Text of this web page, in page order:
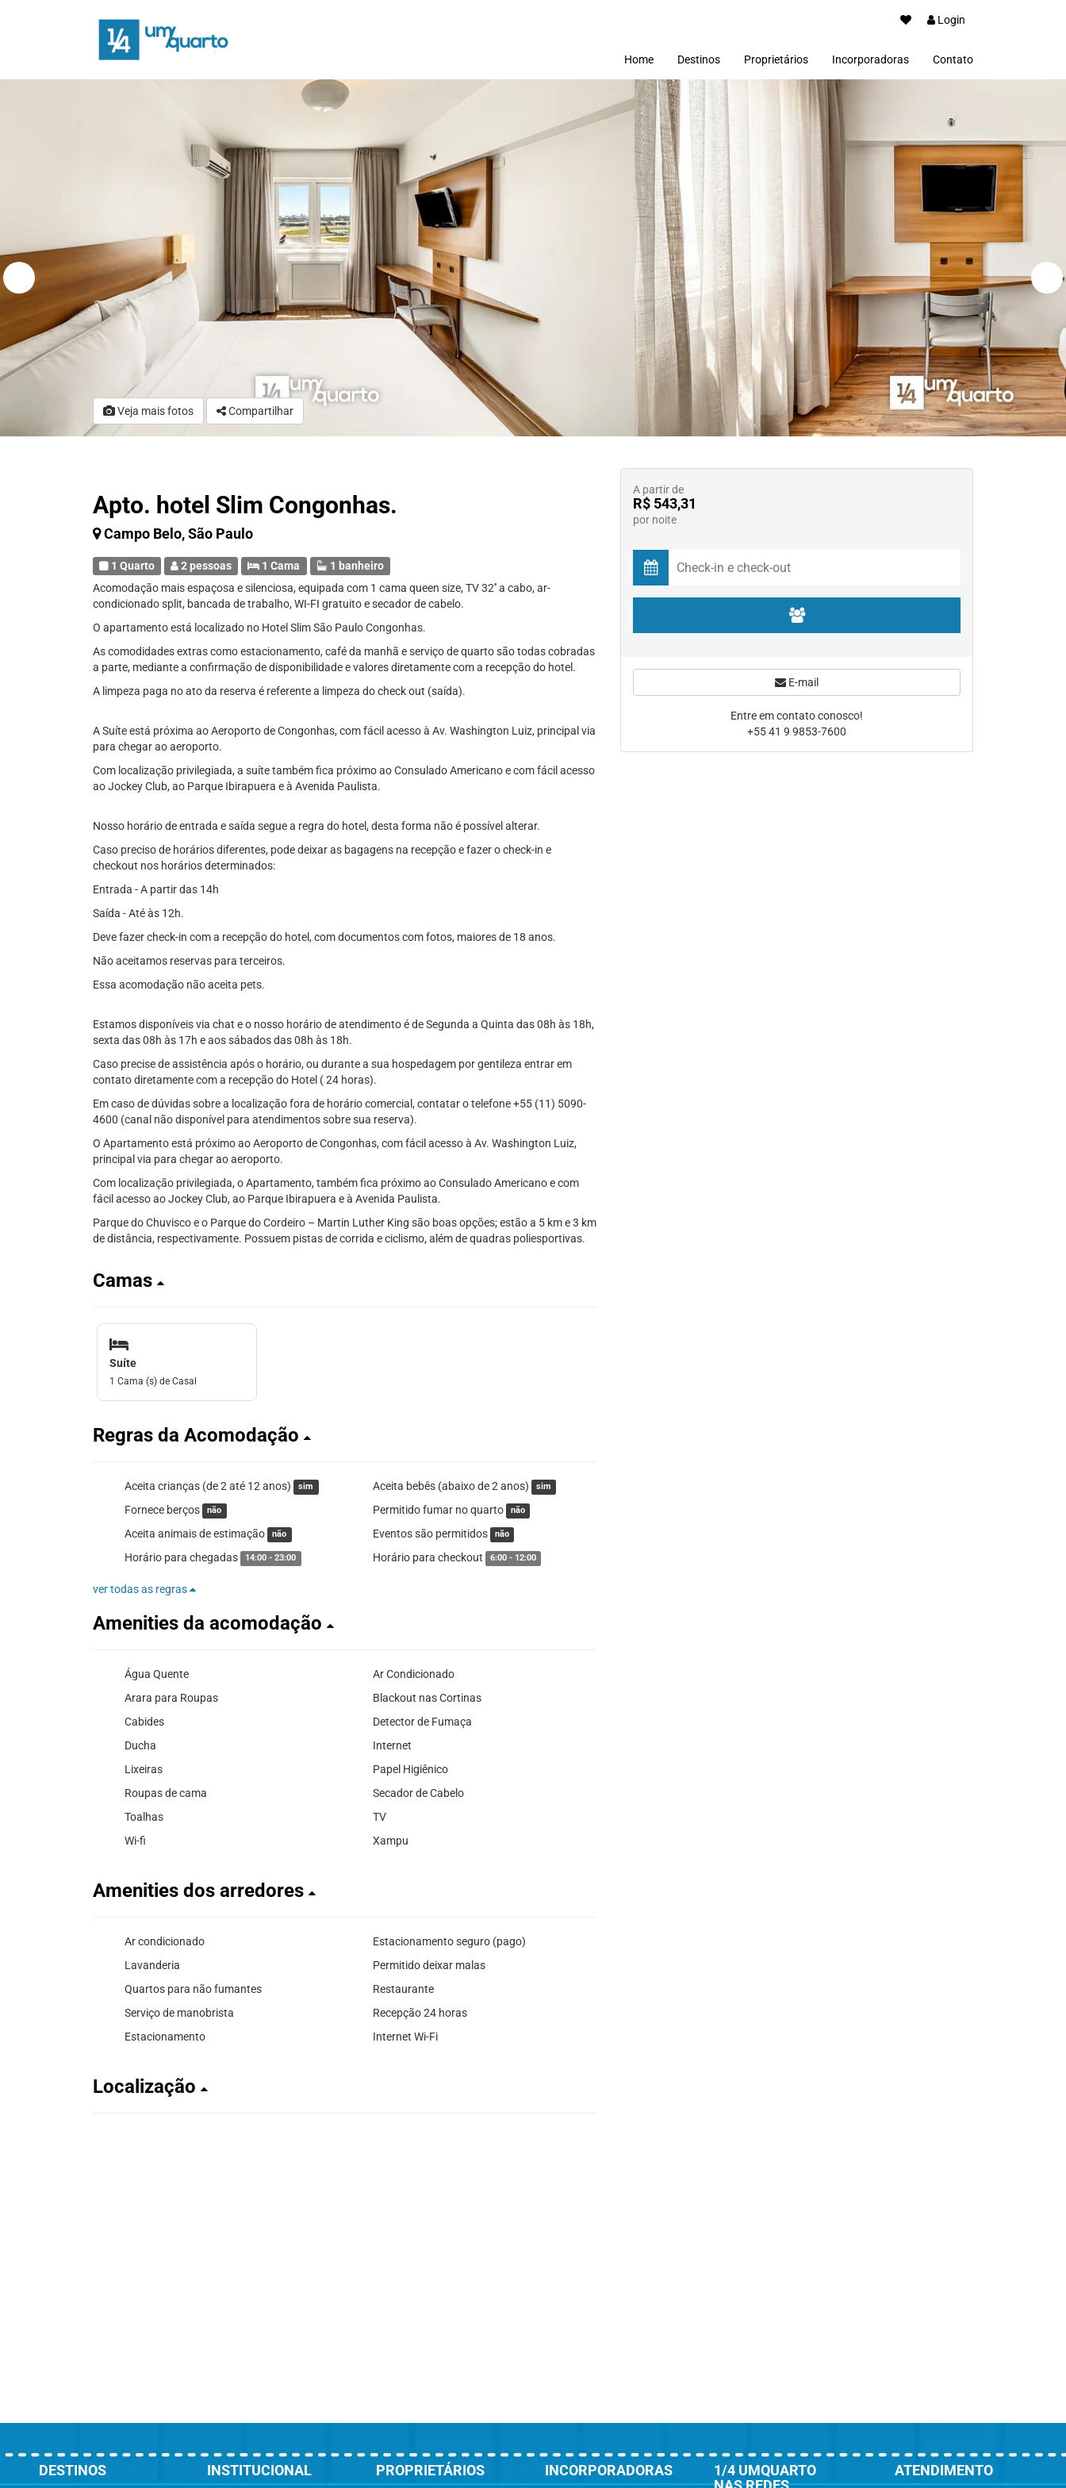
Login
Home Destinos Proprietários Incorporadoras Contato
Veja mais fotos Compartilhar
Apto. hotel Slim Congonhas.
Campo Belo, São Paulo
1 Quarto 2 pessoas 1 Cama
1 banheiro
Acomodação mais espaçosa e silenciosa, equipada com 1 cama queen size, TV 32'' a cabo, ar-
condicionado split, bancada de trabalho, WI-FI gratuito e secador de cabelo.
O apartamento está localizado no Hotel Slim São Paulo Congonhas.
As comodidades extras como estacionamento, café da manhã e serviço de quarto são todas cobradas
a parte, mediante a confirmação de disponibilidade e valores diretamente com a recepção do hotel.
A limpeza paga no ato da reserva é referente a limpeza do check out (saída).
A Suíte está próxima ao Aeroporto de Congonhas, com fácil acesso à Av. Washington Luiz, principal via
para chegar ao aeroporto.
Com localização privilegiada, a suíte também fica próximo ao Consulado Americano e com fácil acesso
ao Jockey Club, ao Parque Ibirapuera e à Avenida Paulista.
Nosso horário de entrada e saída segue a regra do hotel, desta forma não é possível alterar.
Caso preciso de horários diferentes, pode deixar as bagagens na recepção e fazer o check-in e
checkout nos horários determinados:
Entrada - A partir das 14h
Saída - Até às 12h.
Deve fazer check-in com a recepção do hotel, com documentos com fotos, maiores de 18 anos.
Não aceitamos reservas para terceiros.
Essa acomodação não aceita pets.
Estamos disponíveis via chat e o nosso horário de atendimento é de Segunda a Quinta das 08h às 18h,
sexta das 08h às 17h e aos sábados das 08h às 18h.
Caso precise de assistência após o horário, ou durante a sua hospedagem por gentileza entrar em
contato diretamente com a recepção do Hotel ( 24 horas).
Em caso de dúvidas sobre a localização fora de horário comercial, contatar o telefone +55 (11) 5090-
4600 (canal não disponível para atendimentos sobre sua reserva).
O Apartamento está próximo ao Aeroporto de Congonhas, com fácil acesso à Av. Washington Luiz,
principal via para chegar ao aeroporto.
Com localização privilegiada, o Apartamento, também fica próximo ao Consulado Americano e com
fácil acesso ao Jockey Club, ao Parque Ibirapuera e à Avenida Paulista.
Parque do Chuvisco e o Parque do Cordeiro – Martin Luther King são boas opções; estão a 5 km e 3 km
de distância, respectivamente. Possuem pistas de corrida e ciclismo, além de quadras poliesportivas.
Camas
Suíte
1 Cama (s) de Casal
Regras da Acomodação
Aceita crianças (de 2 até 12 anos) sim Aceita bebês (abaixo de 2 anos) sim
Fornece berços não Permitido fumar no quarto não
Aceita animais de estimação não Eventos são permitidos não
Horário para chegadas 14:00 - 23:00 Horário para checkout 6:00 - 12:00
ver todas as regras
Amenities da acomodação
Água Quente
Ar Condicionado
Arara para Roupas
Blackout nas Cortinas
Cabides
Detector de Fumaça
Ducha
Internet
Lixeiras
Papel Higiênico
Roupas de cama
Secador de Cabelo
Toalhas
TV
Wi-fi
Xampu
Amenities dos arredores
Ar condicionado
Estacionamento seguro (pago)
Lavanderia
Permitido deixar malas
Quartos para não fumantes
Restaurante
Serviço de manobrista
Recepção 24 horas
Estacionamento
Internet Wi-Fi
Localização
A partir de
R$ 543,31
por noite
E-mail
Entre em contato conosco!
+55 41 9 9853-7600
DESTINOS INSTITUCIONAL PROPRIETÁRIOS INCORPORADORAS
1/4 UMQUARTO
ATENDIMENTO